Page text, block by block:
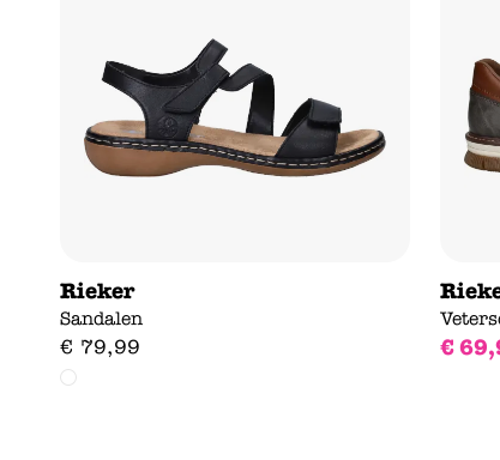
Rieker
Sandalen
€ 79,99 €69,